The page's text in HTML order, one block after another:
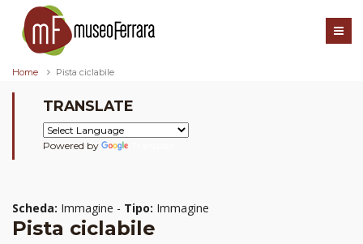
Home Pista ciclabile
TRANSLATE
Powered by
Scheda: Immagine - Tipo: Immagine
Pista ciclabile